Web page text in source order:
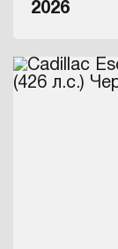
2026